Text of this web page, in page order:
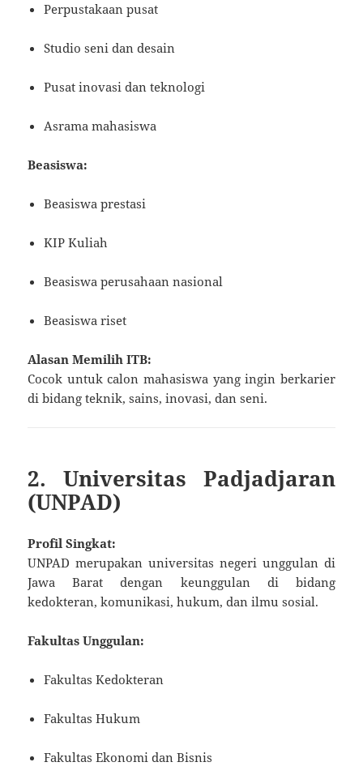
Perpustakaan pusat
Studio seni dan desain
Pusat inovasi dan teknologi
Asrama mahasiswa
Beasiswa:
Beasiswa prestasi
KIP Kuliah
Beasiswa perusahaan nasional
Beasiswa riset
Alasan Memilih ITB:
Cocok untuk calon mahasiswa yang ingin berkarier
di bidang teknik, sains, inovasi, dan seni.
2. Universitas Padjadjaran
(UNPAD)
Profil Singkat:
UNPAD merupakan universitas negeri unggulan di
Jawa Barat dengan keunggulan di bidang
kedokteran, komunikasi, hukum, dan ilmu sosial.
Fakultas Unggulan:
Fakultas Kedokteran
Fakultas Hukum
Fakultas Ekonomi dan Bisnis